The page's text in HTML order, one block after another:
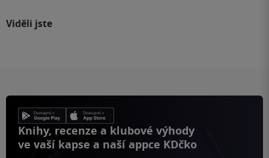
Viděli jste
Knihy, recenze a klubové výhody
ve vaší kapse a naší appce KDčko